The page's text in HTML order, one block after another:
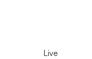
Live